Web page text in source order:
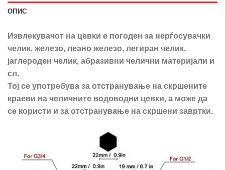
ОПИС
Извлекувачот на цевки е погоден за нерѓосувачки
челик, железо, леано железо, легиран челик,
јаглероден челик, абразивни челични материјали и
сл.
Тој се употребува за отстранување на скршените
краеви на челичните водоводни цевки, а може да
се користи и за отстранување на скршени завртки.